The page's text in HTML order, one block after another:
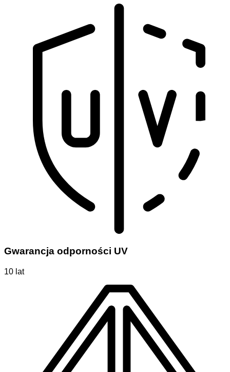
Gwarancja odporności UV
10 lat